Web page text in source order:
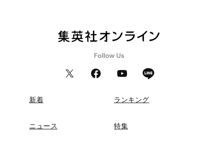
新着 ランキング
ニュース 特集